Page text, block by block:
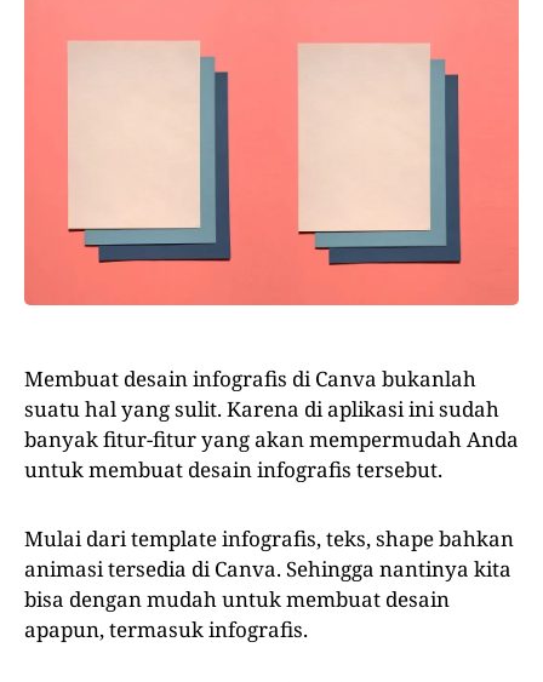
Membuat desain infografis di Canva bukanlah
suatu hal yang sulit. Karena di aplikasi ini sudah
banyak fitur-fitur yang akan mempermudah Anda
untuk membuat desain infografis tersebut.
Mulai dari template infografis, teks, shape bahkan
animasi tersedia di Canva. Sehingga nantinya kita
bisa dengan mudah untuk membuat desain
apapun, termasuk infografis.